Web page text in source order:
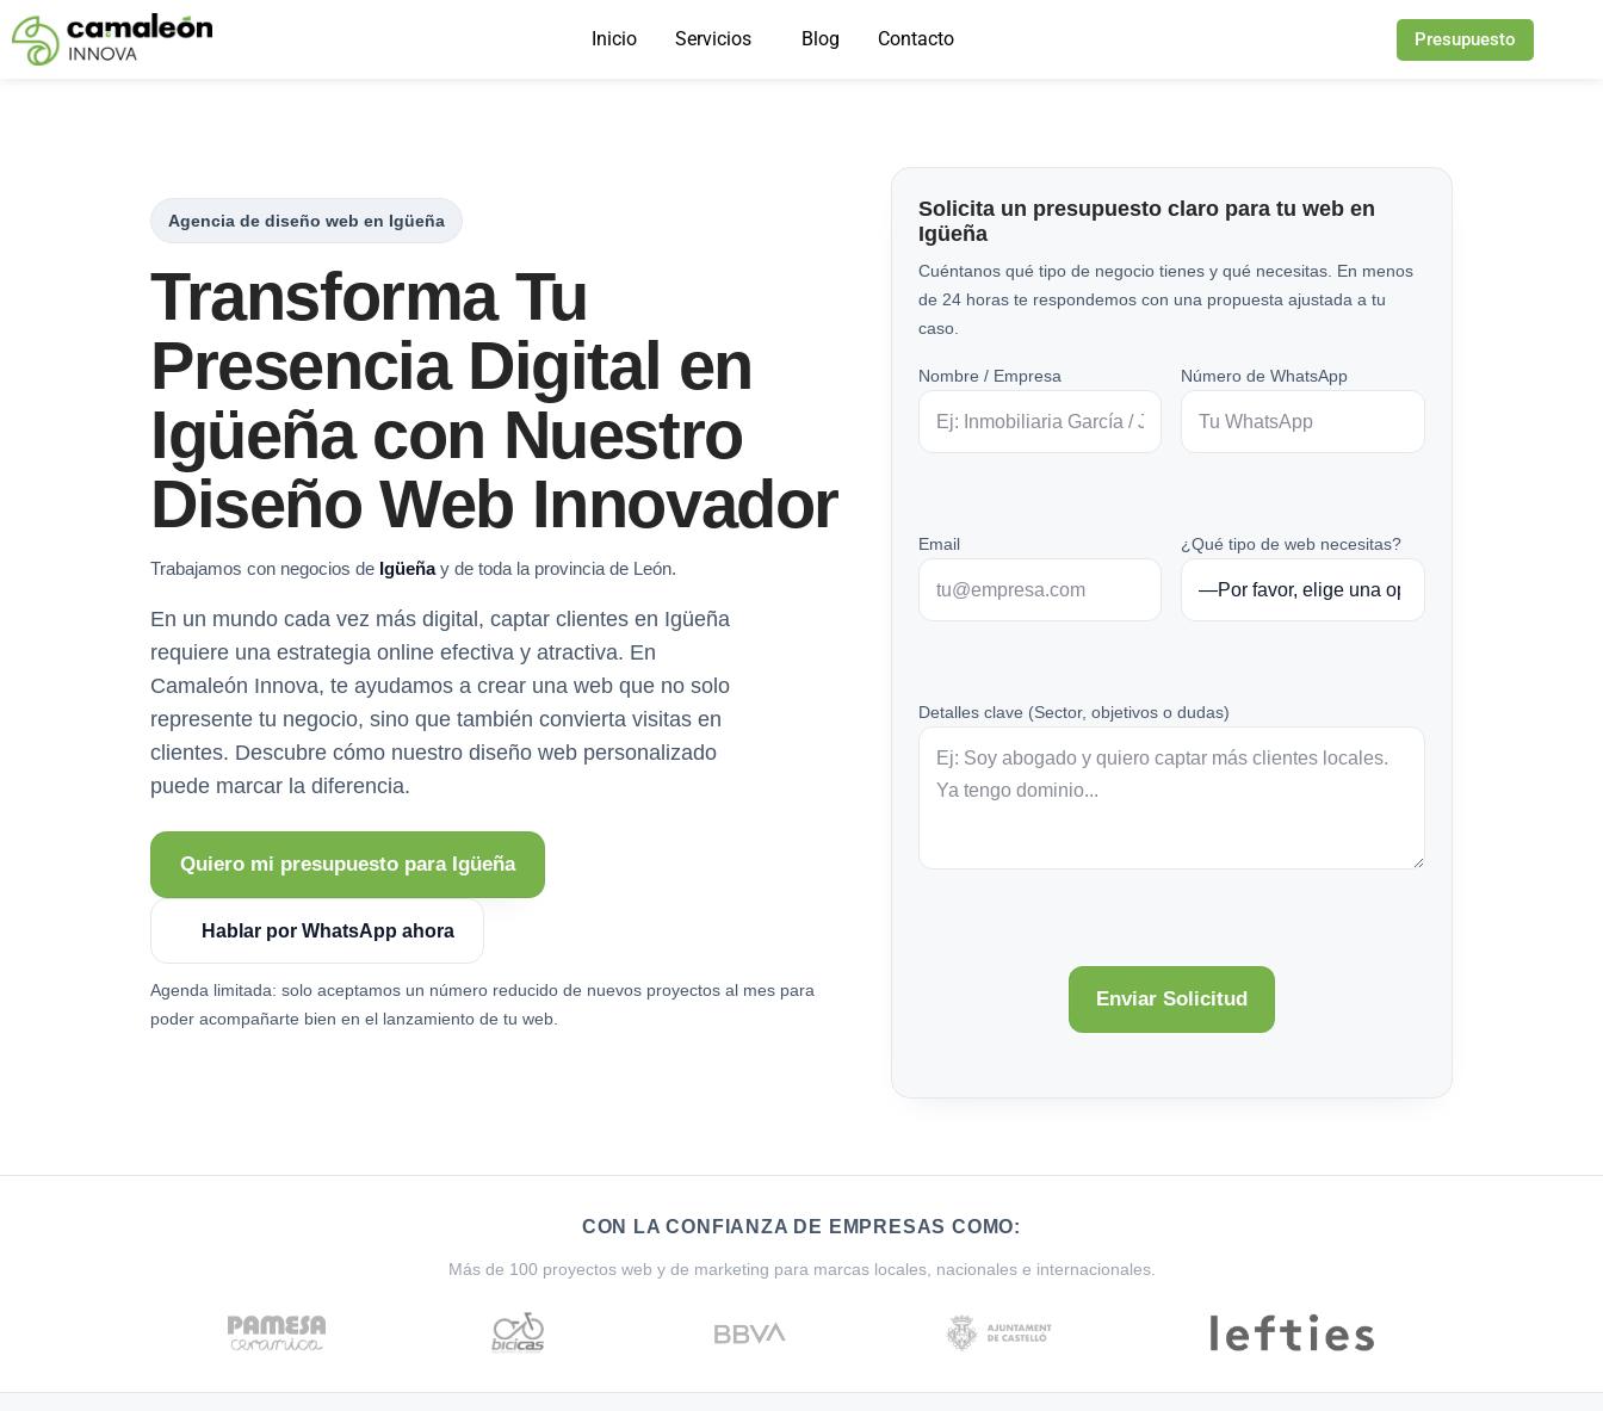
Saltar
Inicio Servicios Blog Contacto Presupuesto
Agencia de diseño web en Igüeña
Transforma Tu
Presencia Digital en
Igüeña con Nuestro
Diseño Web Innovador
Trabajamos con negocios de Igüeñay de toda la provincia de León.
En un mundo cada vez más digital, captar clientes en Igüeña
requiere una estrategia online efectiva y atractiva. En
Camaleón Innova, te ayudamos a crear una web que no solo
represente tu negocio, sino que también convierta visitas en
clientes. Descubre cómo nuestro diseño web personalizado
puede marcar la diferencia.
Quiero mi presupuesto para Igüeña
Hablar por WhatsApp ahora
Agenda limitada: solo aceptamos un número reducido de nuevos proyectos al mes para
poder acompañarte bien en el lanzamiento de tu web.
Solicita un presupuesto claro para tu web en
Igüeña
Cuéntanos qué tipo de negocio tienes y qué necesitas. En menos
de 24 horas te respondemos con una propuesta ajustada a tu
caso.
Nombre / Empresa Número de WhatsApp
Email ¿Qué tipo de web necesitas?
Detalles clave (Sector, objetivos o dudas)
CON LA CONFIANZA DE EMPRESAS COMO:
Más de 100 proyectos web y de marketing para marcas locales, nacionales e internacionales.